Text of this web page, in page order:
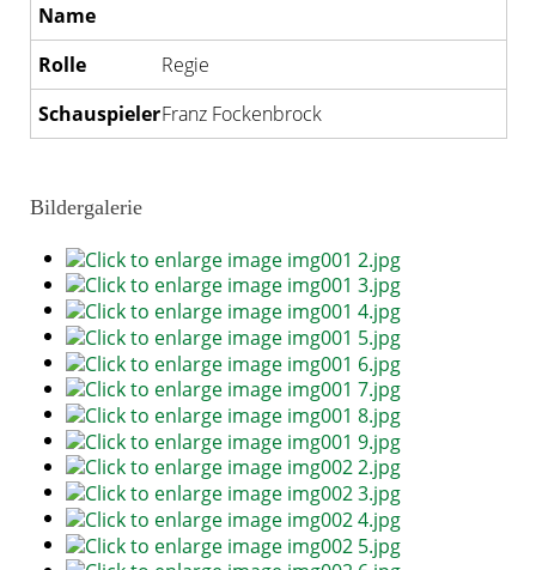
Regie
Franz Fockenbrock
Bildergalerie